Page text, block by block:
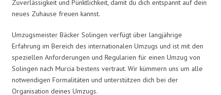
Zuverlässigkeit und Pünktlichkeit, damit du dich entspannt auf dein
neues Zuhause freuen kannst.
Umzugsmeister Bäcker Solingen verfügt über langjährige
Erfahrung im Bereich des internationalen Umzugs und ist mit den
speziellen Anforderungen und Regularien für einen Umzug von
Solingen nach Murcia bestens vertraut. Wir kümmern uns um alle
notwendigen Formalitäten und unterstützen dich bei der
Organisation deines Umzugs.